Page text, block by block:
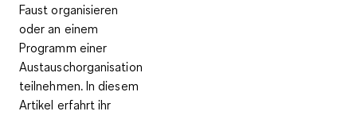
Faust organisieren
oder an einem
Programm einer
Austauschorganisation
teilnehmen. In diesem
Artikel erfahrt ihr